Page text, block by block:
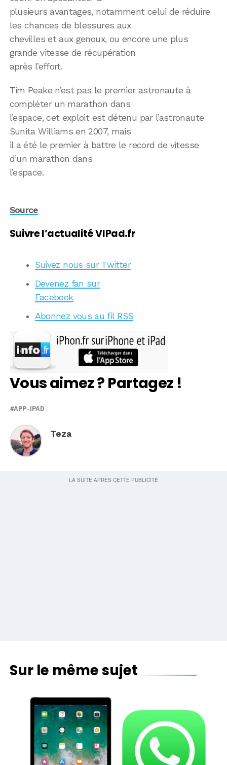
plusieurs avantages, notamment celui de réduire
les chances de blessures aux
chevilles et aux genoux, ou encore une plus
grande vitesse de récupération
après l’effort.
Tim Peake n’est pas le premier astronaute à
compléter un marathon dans
l’espace, cet exploit est détenu par l’astronaute
Sunita Williams en 2007, mais
il a été le premier à battre le record de vitesse
d’un marathon dans
l’espace.
Source
Suivre l’actualité VIPad.fr
Suivez nous sur Twitter
Devenez fan sur
Facebook
Abonnez vous au fil RSS
Vous aimez ? Partagez !
APP-IPAD
Teza
Sur le même sujet